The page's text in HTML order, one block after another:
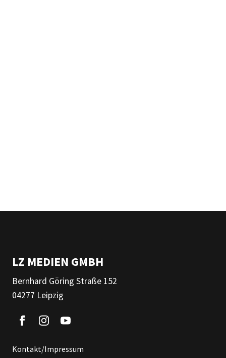
LZ MEDIEN GMBH
Bernhard Göring Straße 152
04277 Leipzig
Kontakt/Impressum